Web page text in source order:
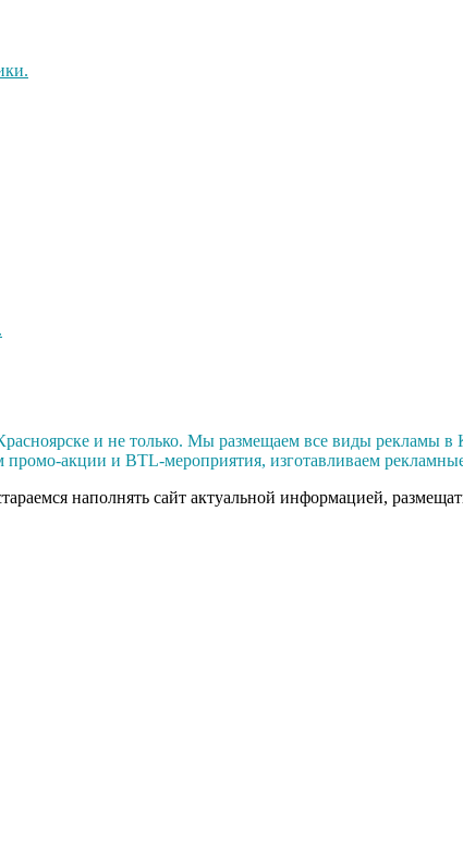
и не только. Мы размещаем все виды рекламы
акции и BTL-мероприятия, изготавливаем
наполнять сайт актуальной информацией,